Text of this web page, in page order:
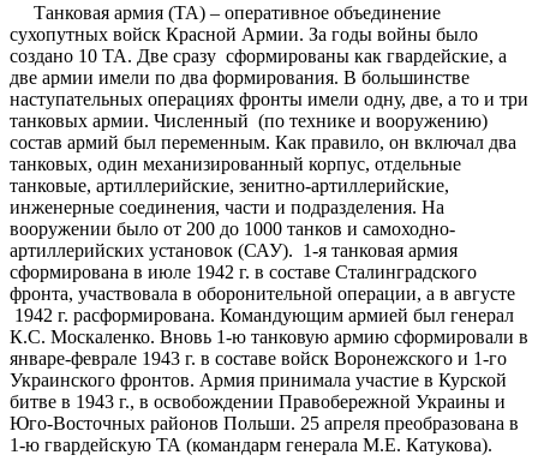
Танковая армия (ТА) – оперативное объединение
сухопутных войск Красной Армии. За годы войны было
создано 10 ТА. Две сразу сформированы как гвардейские, а
две армии имели по два формирования. В большинстве
наступательных операциях фронты имели одну, две, а то и три
танковых армии. Численный (по технике и вооружению)
состав армий был переменным. Как правило, он включал два
танковых, один механизированный корпус, отдельные
танковые, артиллерийские, зенитно-артиллерийские,
инженерные соединения, части и подразделения. На
вооружении было от 200 до 1000 танков и самоходно-
артиллерийских установок (САУ). 1-я танковая армия
сформирована в июле 1942 г. в составе Сталинградского
фронта, участвовала в оборонительной операции, а в августе
1942 г. расформирована. Командующим армией был генерал
К.С. Москаленко. Вновь 1-ю танковую армию сформировали в
январе-феврале 1943 г. в составе войск Воронежского и 1-го
Украинского фронтов. Армия принимала участие в Курской
битве в 1943 г., в освобождении Правобережной Украины и
Юго-Восточных районов Польши. 25 апреля преобразована в
1-ю гвардейскую ТА (командарм генерала М.Е. Катукова).